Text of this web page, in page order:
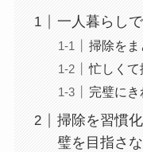
一人暮らし
掃除をま
忙しくて
完璧にき
掃除を習慣
璧を目指さな